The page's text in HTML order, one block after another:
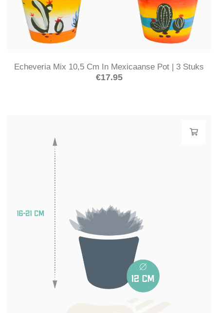
Echeveria Mix 10,5 Cm In Mexicaanse Pot | 3 Stuks
€17.95